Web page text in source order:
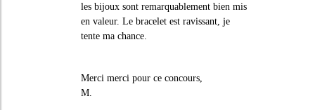
les bijoux sont remarquablement bien mis
en valeur. Le bracelet est ravissant, je
tente ma chance.
Merci merci pour ce concours,
M.